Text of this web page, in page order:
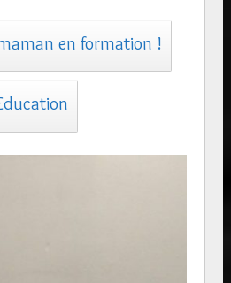
en formation !